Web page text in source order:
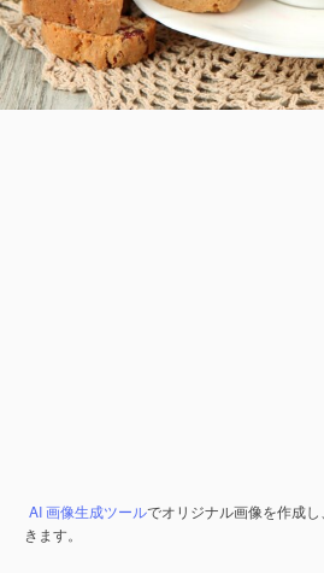
AI 画像生成ツールでオリジナル画像を作成し、
きます。